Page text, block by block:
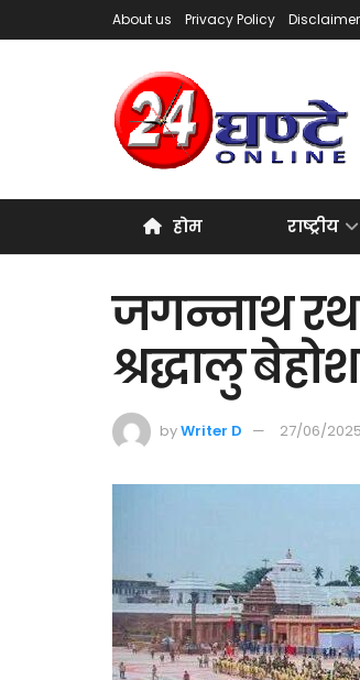
About us Privacy Policy Disclaimer
होम राष्ट्रीय
जगन्नाथ रथ
श्रद्धालु बेहोश
byWriter D 27/06/2025